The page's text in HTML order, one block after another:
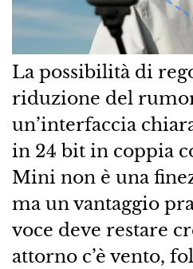
La possibilità di
riduzione del
un’interfaccia
in 24 bit in coppia
Mini non è una
ma un vantaggio
voce deve restare
attorno c’è vento,